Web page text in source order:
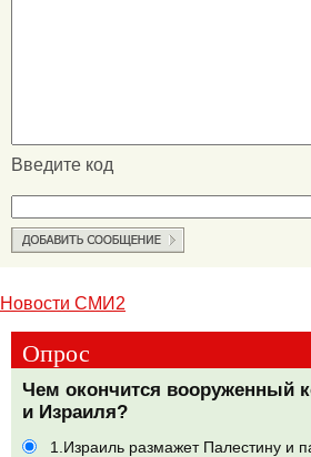
Введите код
Новости СМИ2
Опрос
Чем окончится вооруженный
и Израиля?
1.Израиль размажет Палестину и